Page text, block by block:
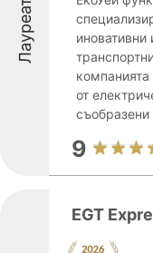
Лауреати
иновативни
компанията
от
съобразени
9
EGT